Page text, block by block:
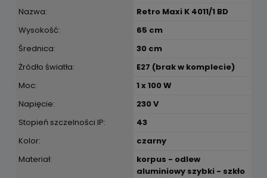
Nazwa:
Retro Maxi K 4011/1 BD
Wysokość:
65 cm
Średnica:
30 cm
Żródło światła:
E27 (brak w komplecie)
Moc:
1 x 100 W
Napięcie:
230 V
Stopień szczelności IP:
43
Kolor:
czarny
Materiał:
korpus - odlew
aluminiowy szybki - szkło